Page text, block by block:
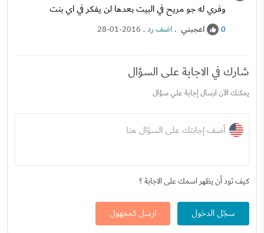
وفري له جو مريح في البيت بعدها لن يفكر في اي بنت
0 اعجبني .اضف رد.
28-01-2016
شارك في الاجابة على السؤال
يمكنك الآن ارسال إجابة علي سؤال
أضف إجابتك على السؤال هنا
كيف تود أن يظهر اسمك على الاجابة ؟
سجّل الدخول ارسل كمجهول